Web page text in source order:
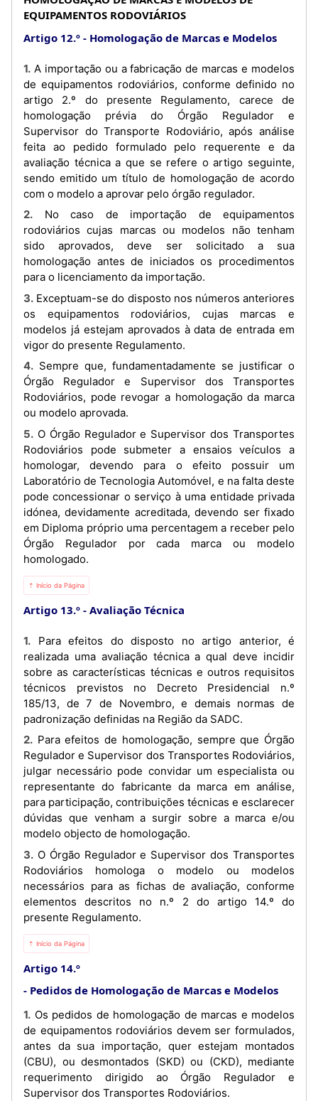
EQUIPAMENTOS RODOVIÁRIOS
Artigo 12.º
Homologação de Marcas e Modelos
1. A importação ou a fabricação de marcas e modelos
de equipamentos rodoviários, conforme definido no
artigo 2.º do presente Regulamento, carece de
homologação prévia do Órgão Regulador e
Supervisor do Transporte Rodoviário, após análise
feita ao pedido formulado pelo requerente e da
avaliação técnica a que se refere o artigo seguinte,
sendo emitido um título de homologação de acordo
com o modelo a aprovar pelo órgão regulador.
2. No caso de importação de equipamentos
rodoviários cujas marcas ou modelos não tenham
sido aprovados, deve ser solicitado a sua
homologação antes de iniciados os procedimentos
para o licenciamento da importação.
3. Exceptuam-se do disposto nos números anteriores
os equipamentos rodoviários, cujas marcas e
modelos já estejam aprovados à data de entrada em
vigor do presente Regulamento.
4. Sempre que, fundamentadamente se justificar o
Órgão Regulador e Supervisor dos Transportes
Rodoviários, pode revogar a homologação da marca
ou modelo aprovada.
5. O Órgão Regulador e Supervisor dos Transportes
Rodoviários pode submeter a ensaios veículos a
homologar, devendo para o efeito possuir um
Laboratório de Tecnologia Automóvel, e na falta deste
pode concessionar o serviço à uma entidade privada
idónea, devidamente acreditada, devendo ser fixado
em Diploma próprio uma percentagem a receber pelo
Órgão Regulador por cada marca ou modelo
homologado.
⇡ Início da Página
Artigo 13.º Avaliação Técnica
1. Para efeitos do disposto no artigo anterior, é
realizada uma avaliação técnica a qual deve incidir
sobre as características técnicas e outros requisitos
técnicos previstos no Decreto Presidencial n.º
185/13, de 7 de Novembro, e demais normas de
padronização definidas na Região da SADC.
2. Para efeitos de homologação, sempre que Órgão
Regulador e Supervisor dos Transportes Rodoviários,
julgar necessário pode convidar um especialista ou
representante do fabricante da marca em análise,
para participação, contribuições técnicas e esclarecer
dúvidas que venham a surgir sobre a marca e/ou
modelo objecto de homologação.
3. O Órgão Regulador e Supervisor dos Transportes
Rodoviários homologa o modelo ou modelos
necessários para as fichas de avaliação, conforme
elementos descritos no n.º 2 do artigo 14.º do
presente Regulamento.
⇡ Início da Página
Artigo 14.º
Pedidos de Homologação de Marcas e Modelos
1. Os pedidos de homologação de marcas e modelos
de equipamentos rodoviários devem ser formulados,
antes da sua importação, quer estejam montados
(CBU), ou desmontados (SKD) ou (CKD), mediante
requerimento dirigido ao Órgão Regulador e
Supervisor dos Transportes Rodoviários.